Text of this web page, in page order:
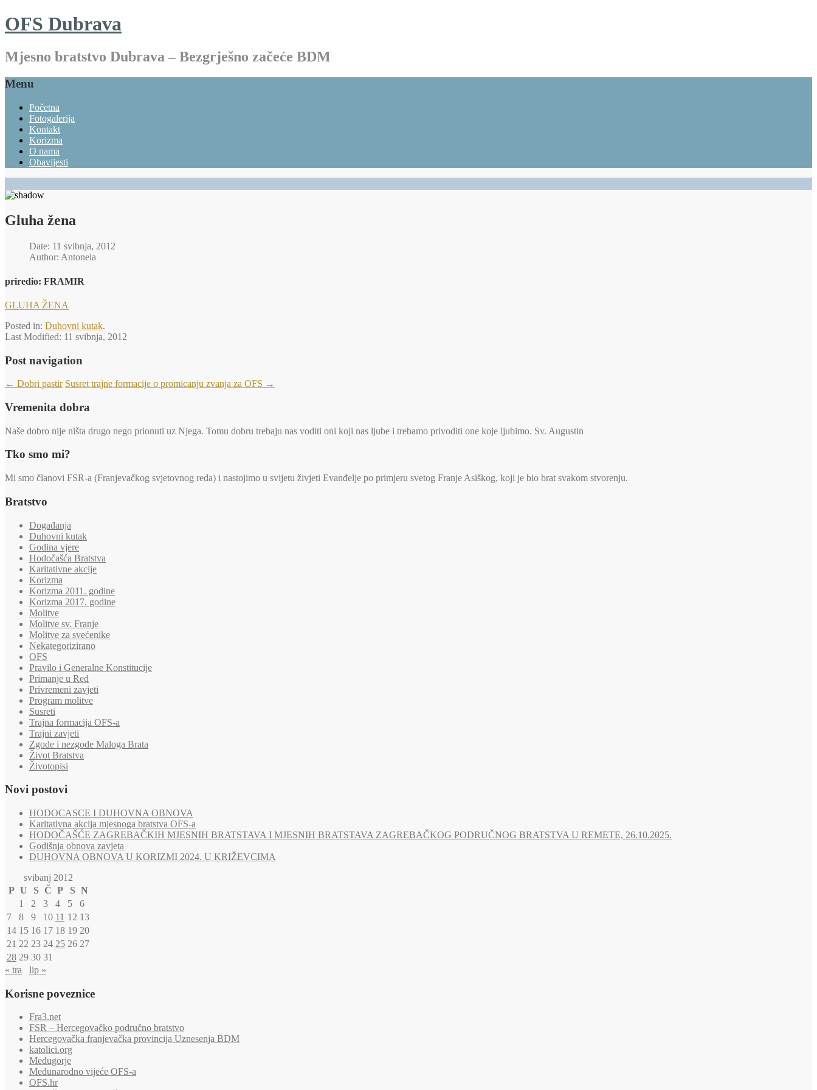
OFS Dubrava
Mjesno bratstvo Dubrava – Bezgrješno začeće BDM
Menu
Početna
Fotogalerija
Kontakt
Korizma
O nama
Obavijesti
Gluha žena
Date: 11 svibnja, 2012
Author: Antonela
priredio: FRAMIR
GLUHA ŽENA
Posted in: Duhovni kutak.
Last Modified: 11 svibnja, 2012
Post navigation
← Dobri pastir Susret trajne formacije o promicanju zvanja za OFS →
Vremenita dobra
Naše dobro nije ništa drugo nego prionuti uz Njega. Tomu dobru trebaju nas voditi oni koji nas ljube i trebamo privoditi one koje ljubimo. Sv. Augustin
Tko smo mi?
Mi smo članovi FSR-a (Franjevačkog svjetovnog reda) i nastojimo u svijetu živjeti Evanđelje po primjeru svetog Franje Asiškog, koji je bio brat svakom stvorenju.
Bratstvo
Događanja
Duhovni kutak
Godina vjere
Hodočašća Bratstva
Karitativne akcije
Korizma
Korizma 2011. godine
Korizma 2017. godine
Molitve
Molitve sv. Franje
Molitve za svećenike
Nekategorizirano
OFS
Pravilo i Generalne Konstitucije
Primanje u Red
Privremeni zavjeti
Program molitve
Susreti
Trajna formacija OFS-a
Trajni zavjeti
Zgode i nezgode Maloga Brata
Život Bratstva
Životopisi
Novi postovi
HODOCASCE I DUHOVNA OBNOVA
Karitativna akcija mjesnoga bratstva OFS-a
HODOČAŠĆE ZAGREBAČKIH MJESNIH BRATSTAVA I MJESNIH BRATSTAVA ZAGREBAČKOG PODRUČNOG BRATSTVA U REMETE, 26.10.2025.
Godišnja obnova zavjeta
DUHOVNA OBNOVA U KORIZMI 2024. U KRIŽEVCIMA
svibanj 2012
P U S Č P S N
1
2 3 4 5
6
7
8 9 10 11 12 13
14 15 16 17 18 19 20
21 22 23 24 25 26 27
28 29 30 31
« tra
lip »
Korisne poveznice
Fra3.net
FSR – Hercegovačko područno bratstvo
Hercegovačka franjevačka provincija Uznesenja BDM
katolici.org
Međugorje
Međunarodno vijeće OFS-a
OFS.hr